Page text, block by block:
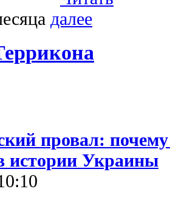
провал:
истории Украины